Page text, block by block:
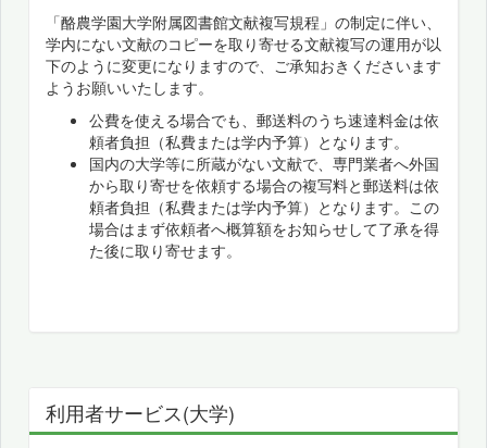
「酪農学園大学附属図書館文献複写規程」の制定に伴い、
学内にない文献のコピーを取り寄せる文献複写の運用が以
下のように変更になりますので、ご承知おきくださいます
ようお願いいたします。
公費を使える場合でも、郵送料のうち速達料金は依
頼者負担（私費または学内予算）となります。
国内の大学等に所蔵がない文献で、専門業者へ外国
から取り寄せを依頼する場合の複写料と郵送料は依
頼者負担（私費または学内予算）となります。この
場合はまず依頼者へ概算額をお知らせして了承を得
た後に取り寄せます。
利用者サービス(大学)